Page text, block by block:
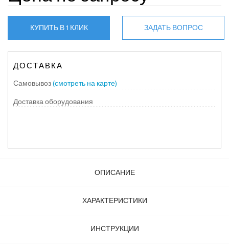
КУПИТЬ В 1 КЛИК ЗАДАТЬ ВОПРОС
ДОСТАВКА
Самовывоз(смотреть на карте)
Доставка оборудования
ОПИСАНИЕ
ХАРАКТЕРИСТИКИ
ИНСТРУКЦИИ